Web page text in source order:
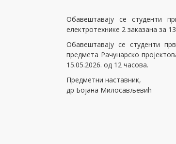
Производно машинство -
Енергетика- 2017
Енергетика -2024
Заштита од пожара - 2016
Заштита од пожара - 2023
Мултимедијалне технологије
Обавештавају се студенти
електротехнике 2 заказана за
Обавештавају се студенти
предмета Рачунарско
15.05.2026. од 12 часова.
Предметни наставник,
др Бојана Милосављевић